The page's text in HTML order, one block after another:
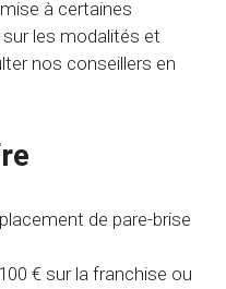
à certaines
les modalités et
nos conseillers en
de pare-brise
€ sur la franchise ou